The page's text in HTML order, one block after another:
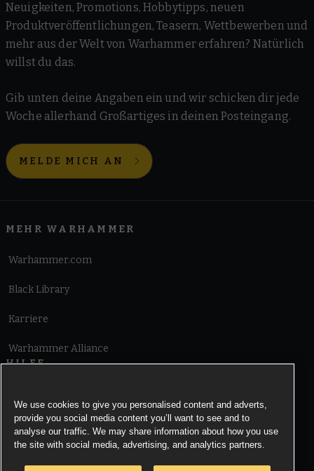
Neuigkeiten, Promotions, Hobbytipps, neuen
Produktveröffentlichungen, Teasern, Wettbewerben und
mehr aus der Welt von Warhammer erfahren? Natürlich
willst du das.
Gib unten deine Angaben ein und wir schicken dir jede
Woche allerhand Großartiges in deinen Posteingang.
MELDE MICH AN
MEHR WARHAMMER
Warhammer.com
Black Library
Karriere
Warhammer Alliance
HILFE
Informationen zu Cookies
We use cookies to give you personalised content and adverts,
provide you social media content you’ll want to see and to
analyse our traffic. We may share information about how you use
the site with social media, advertising, and analytics partners.